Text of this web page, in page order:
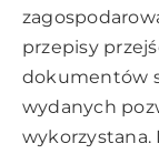
przepisy
dokumentów
wydanych
wykorzystana.